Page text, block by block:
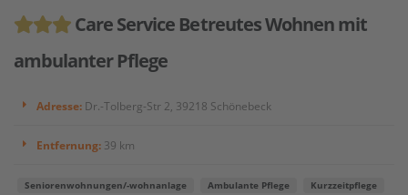
Care Service Betreutes Wohnen mit
ambulanter Pflege
Adresse: Dr.-Tolberg-Str 2, 39218 Schönebeck
Entfernung: 39 km
Seniorenwohnungen/-wohnanlage Ambulante Pflege Kurzzeitpflege